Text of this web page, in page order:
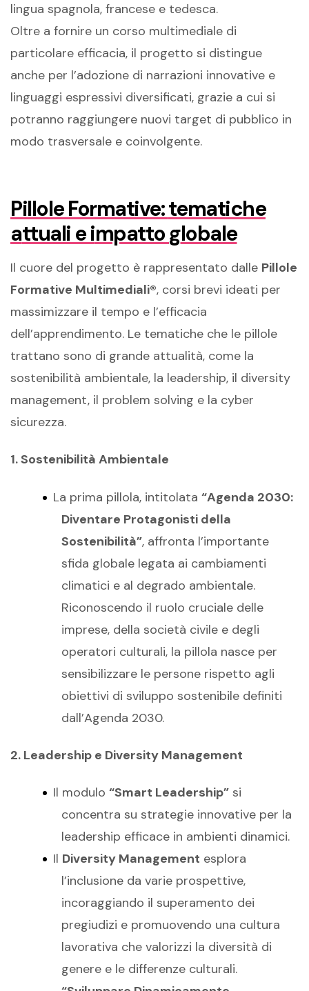
lingua spagnola, francese e tedesca.
Oltre a fornire un corso multimediale di
particolare efficacia, il progetto si distingue
anche per l’adozione di narrazioni innovative e
linguaggi espressivi diversificati, grazie a cui si
potranno raggiungere nuovi target di pubblico in
modo trasversale e coinvolgente.
Pillole Formative:tematiche
attuali eimpattoglobale
Il cuore del progetto è rappresentato dalle Pillole
Formative Multimediali®, corsi brevi ideati per
massimizzare il tempo e l’efficacia
dell’apprendimento. Le tematiche che le pillole
trattano sono di grande attualità, come la
sostenibilità ambientale, la leadership, il diversity
management, il problem solving e la cyber
sicurezza.
1. Sostenibilità Ambientale
La prima pillola, intitolata “Agenda 2030:
Diventare Protagonisti della
Sostenibilità”, affronta l’importante
sfida globale legata ai cambiamenti
climatici e al degrado ambientale.
Riconoscendo il ruolo cruciale delle
imprese, della società civile e degli
operatori culturali, la pillola nasce per
sensibilizzare le persone rispetto agli
obiettivi di sviluppo sostenibile definiti
dall’Agenda 2030.
2. Leadership e Diversity Management
Il modulo “Smart Leadership” si
concentra su strategie innovative per la
leadership efficace in ambienti dinamici.
Il Diversity Management esplora
l’inclusione da varie prospettive,
incoraggiando il superamento dei
pregiudizi e promuovendo una cultura
lavorativa che valorizzi la diversità di
genere e le differenze culturali.